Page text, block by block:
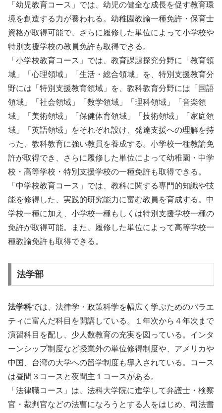
「幼児教育コース」では、幼児の健全な成長を促す教育環
境を創造する力が養われる。幼稚園教諭一種免許・保育士
資格が取得可能で、さらに履修した単位によって小学校や
特別支援学校の教員免許も取得できる。
「小学校教育コース」では、教育課題探究分野に「教育領
域」「心理領域」「生活・総合領域」を、特別支援教育分
野には「特別支援教育領域」を、教科教育分野には「国語
領域」「社会領域」「数学領域」「理科領域」「音楽領
域」「美術領域」「保健体育領域」「技術領域」「家庭領
域」「英語領域」をそれぞれ設け、発達支援への理解を持
った、教科教育に強い教員を養成する。小学校一種教諭免
許が取得でき、さらに履修した単位によって幼稚園・中学
校・高等学校・特別支援学校の一種免許も取得できる。
「中学校教育コース」では、教科に関する専門的知識や技
能を修得した、実践的研究能力に富む教員を育成する。中
学校一種に加え、小学校一種もしくは特別支援学校一種の
免許が取得可能。また、履修した単位によって高等学校一
種教諭免許も取得できる。
法学部
法学科では、法律学・政策科学を幅広く学ぶためのバラエ
ティに富んだ科目を開講している。１年次から４年次まで
演習科目を配し、少人数教育の充実を図っている。インタ
ーンシップ制度など授業外の単位修得制度や、アメリカや
中国、台湾の大学への留学制度も導入されている。コース
は昼間３コースと夜間主１コースがある。
「法律職コース」は、法科大学院に進学して弁護士・検察
官・裁判官などの法曹になろうとする人をはじめ、司法書